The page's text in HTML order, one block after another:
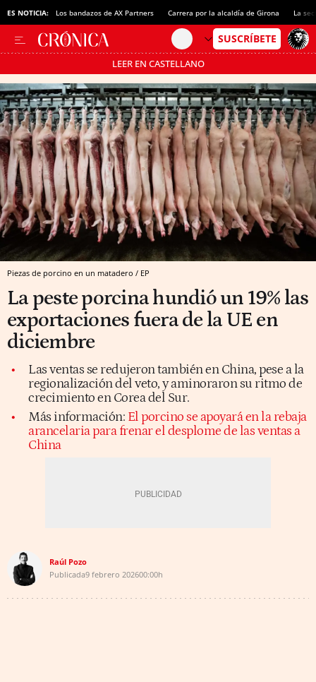
ES NOTICIA: Los bandazos de AX Partners Carrera por la alcaldía de Girona La
LEER EN CASTELLANO
Pásate al MODO AHORRO
Piezas de porcino en un matadero / EP
La peste porcina hundió un 19% las
exportaciones fuera de la UE en
diciembre
Las ventas se redujeron también en China, pese a la
regionalización del veto, y aminoraron su ritmo de
crecimiento en Corea del Sur.
Más información: El porcino se apoyará en la rebaja
arancelaria para frenar el desplome de las ventas a
China
Raúl Pozo
Publicada9 febrero 202600:00h